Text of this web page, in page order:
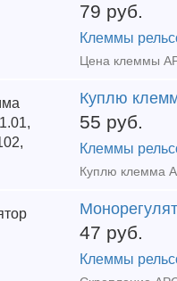
79 руб.
Клеммы
Куплю
55 руб.
Клеммы
47 руб.
Клеммы